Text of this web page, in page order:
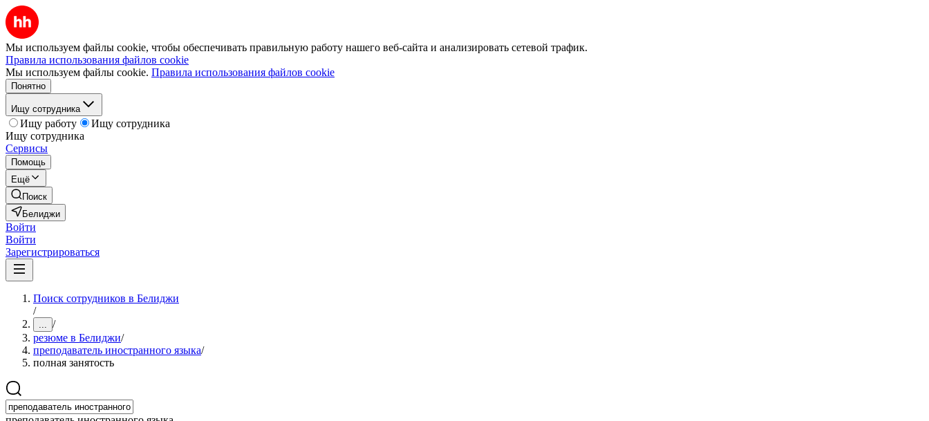
Мы используем файлы cookie, чтобы обеспечивать правильную работу нашего веб-сайта и анализировать сетевой трафик.
Правила использования файлов cookie
Мы используем файлы cookie. Правила использования файлов cookie
Понятно
Ищу сотрудника
Ищу работу
Ищу сотрудника
Ищу сотрудника
Сервисы
Помощь
Ещё
Поиск
Белиджи
Войти
Войти
Зарегистрироваться
Поиск сотрудников в Белиджи
/
... /
резюме в Белиджи/
преподаватель иностранного языка/
полная занятость